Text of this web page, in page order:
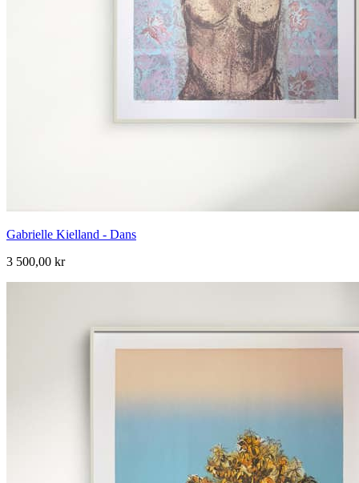
Gabrielle Kielland - Dans
3 500,00 kr